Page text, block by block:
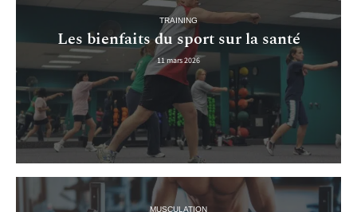
TRAINING
Les bienfaits du sport sur la santé
11 mars 2026
MUSCULATION